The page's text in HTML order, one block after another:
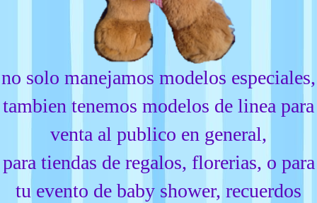
no solo manejamos modelos especiales,
tambien tenemos modelos de linea para
venta al publico en general,
para tiendas de regalos, florerias, o para
tu evento de baby shower, recuerdos